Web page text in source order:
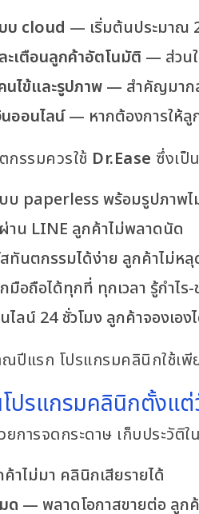
บ cloud — เริ่มต้นประมาณ
เตือนลูกค้าอัตโนมัติ — ส่วน
นไข้และรูปภาพ — สำคัญมาก
นออนไลน์— หากต้องการให้ลู
รรมควรใช้ Dr.Ease ซึ่งเป็
บ paperless พร้อมรูปภาพ
าน LINE ลูกค้าไม่พลาดนัด
ทันตกรรมได้ง่าย ลูกค้าไม่ห
มือถือได้ทุกที่ ทุกเวลา รู้กำไ
ไลน์ 24 ชั่วโมง ลูกค้าจองเอง
ณปีแรก โปรแกรมคลินิกใช้เ
ปรแกรมคลินิกตั้งแ
การจดกระดาษ เก็บประวั
าไม่มา คลินิกเสียรายได้
ด — พลาดโอกาสขายต่อ ลูก